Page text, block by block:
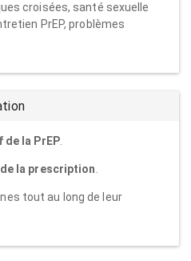
croisées, santé sexuelle
PrEP, problèmes
la PrEP.
de la prescription
tout au long de leur